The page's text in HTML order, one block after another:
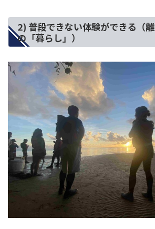
2) 普段できない体験ができる（
の「暮らし」）